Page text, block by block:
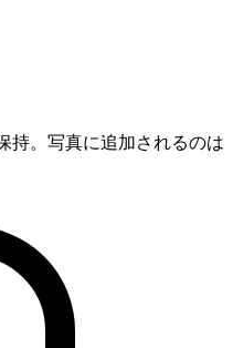
持。写真に追加されるのは